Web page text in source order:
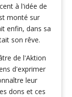
à l'idée de
monté sur
enfin, dans sa
son rêve.
de l'Aktion
d'exprimer
leur
dons et ces